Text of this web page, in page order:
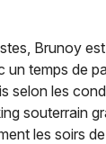
Brunoy
un temps de
selon les
souterrain
les soirs